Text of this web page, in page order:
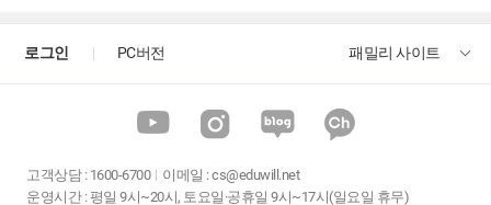
로그인 PC버전 패밀리 사이트
고객상담: 1600-6700 이메일 :cs@eduwill.net
운영시간 : 평일 9시~20시, 토요일·공휴일 9시~17시(일요일 휴무)